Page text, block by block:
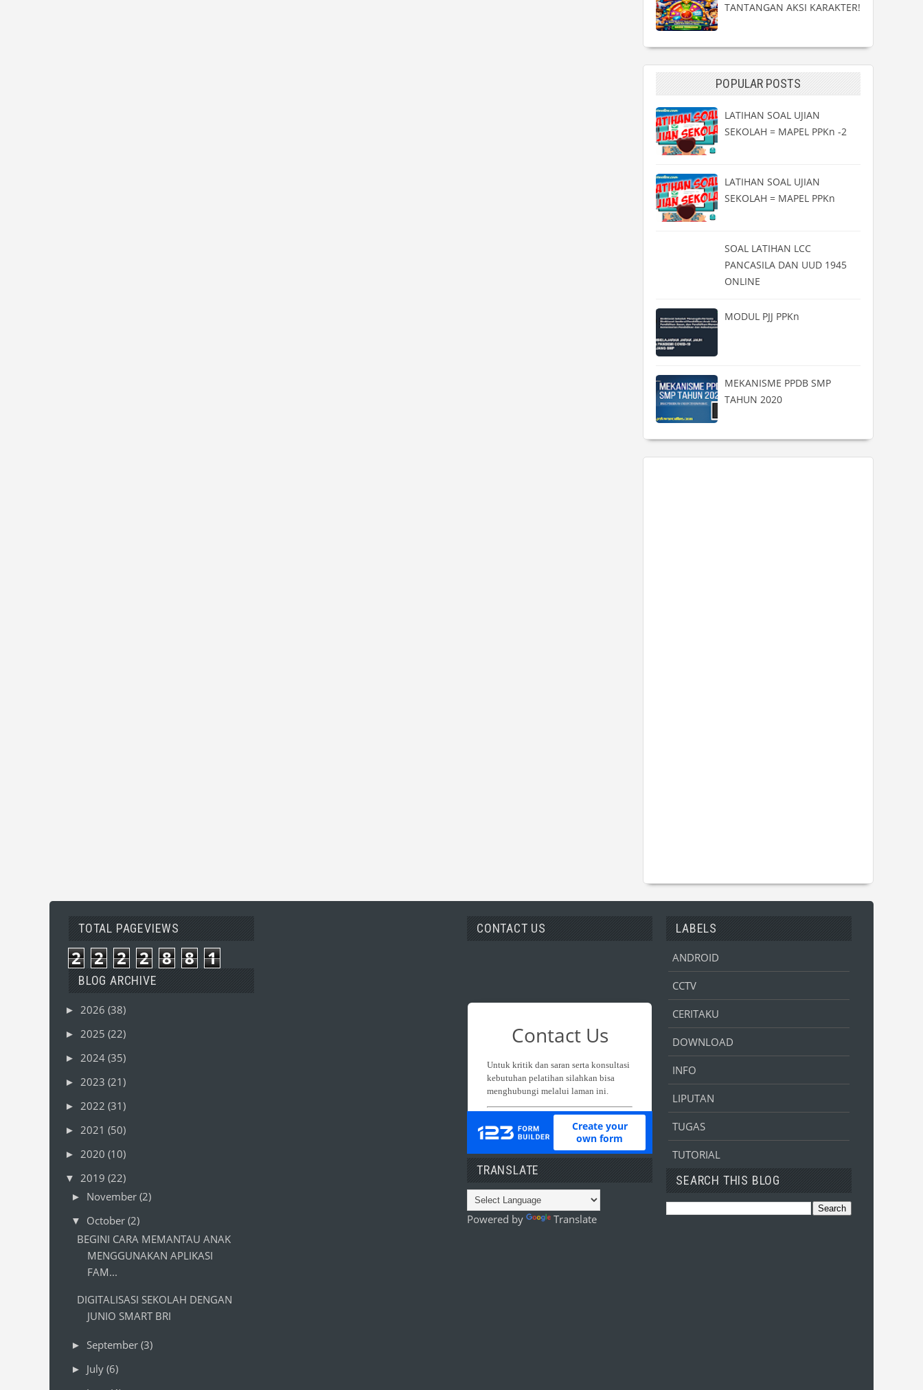
TANTANGAN AKSI KARAKTER!
POPULAR POSTS
LATIHAN SOAL UJIAN
SEKOLAH = MAPEL PPKn -2
LATIHAN SOAL UJIAN
SEKOLAH = MAPEL PPKn
SOAL LATIHAN LCC
PANCASILA DAN UUD 1945
ONLINE
MODUL PJJ PPKn
MEKANISME PPDB SMP
TAHUN 2020
TOTAL PAGEVIEWS
2 2 2 2 8 8 1
BLOG ARCHIVE
► 2026 (38)
► 2025 (22)
► 2024 (35)
► 2023 (21)
► 2022 (31)
► 2021 (50)
► 2020 (10)
▼ 2019 (22)
► November (2)
▼ October (2)
BEGINI CARA MEMANTAU ANAK
MENGGUNAKAN APLIKASI
FAM...
DIGITALISASI SEKOLAH DENGAN
JUNIO SMART BRI
► September (3)
► July (6)
CONTACT US
TRANSLATE
Powered by Translate
LABELS
ANDROID
CCTV
CERITAKU
DOWNLOAD
INFO
LIPUTAN
TUGAS
TUTORIAL
SEARCH THIS BLOG